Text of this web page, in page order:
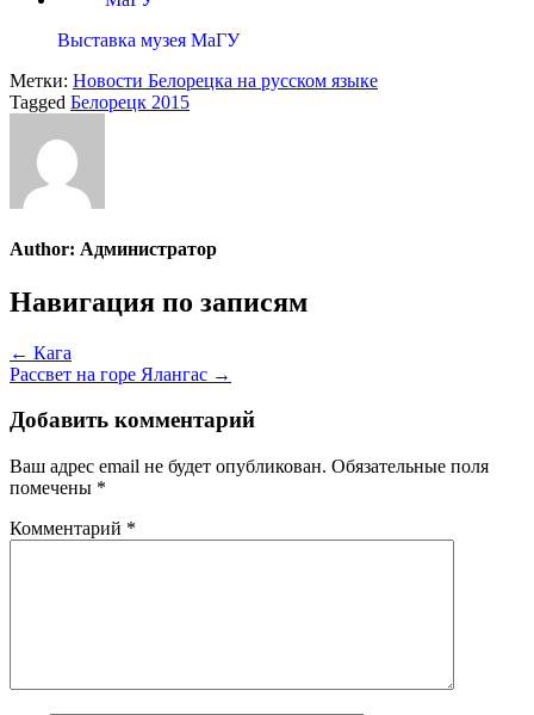
Выставка музея МаГУ
Метки: Новости Белорецка на русском языке
Tagged Белорецк 2015
Author: Администратор
Навигация по записям
← Кага
Рассвет на горе Ялангас →
Добавить комментарий
Ваш адрес email не будет опубликован. Обязательные поля
помечены *
Комментарий *